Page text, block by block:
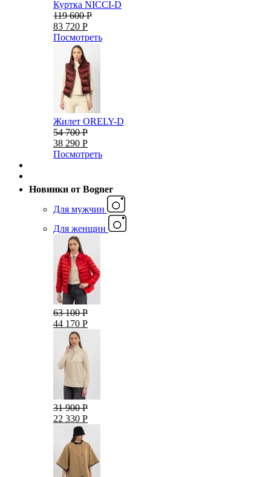
Куртка NICCI-D
119 600 Р
83 720 Р
Посмотреть
Жилет ORELY-D
54 700 Р
38 290 Р
Посмотреть
Новинки от Bogner
Для мужчин
Для женщин
63 100 Р
44 170 Р
31 900 Р
22 330 Р